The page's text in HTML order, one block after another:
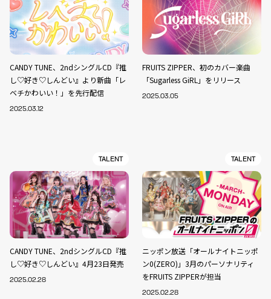
CANDY TUNE、2ndシングルCD『推
し♡好き♡しんどい』より新曲「レ
ベチかわいい！」を先行配信
2025.03.12
FRUITS ZIPPER、初のカバー楽曲
「Sugarless GiRL」をリリース
2025.03.05
TALENT
CANDY TUNE、2ndシングルCD『推
し♡好き♡しんどい』4月23日発売
2025.02.28
TALENT
ニッポン放送「オールナイトニッポ
ン0(ZERO)」3月のパーソナリティ
をFRUITS ZIPPERが担当
2025.02.28